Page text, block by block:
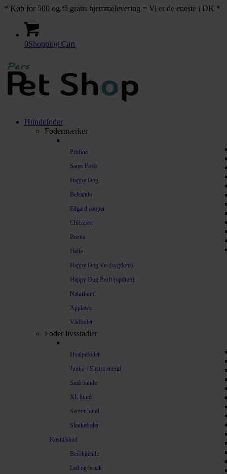
* Køb for 500 og få gratis hjemmelevering = Vi er de eneste i DK *
0Shopping Cart
Hundefoder
Fodermærker
Profine
Sams Field
Happy Dog
Belcando
Edgard cooper
Chicopee
Bozita
Halla
Happy Dog Vet (sygdom)
Happy Dog Profi (opdræt)
Naturhund
Applaws
Vådfoder
Foder livsstadier
Hvalpefoder
Junior / Ekstra energi
Små hunde
XL hund
Senior hund
Slankefoder
Kosttilskud
Beroligende
Led og brusk